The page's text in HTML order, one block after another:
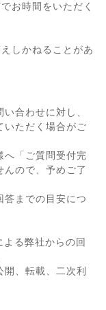
お時間をいただく
しかねることがあ
合わせに対し、
いただく場合がご
へ「ご質問受付完
んので、予めご了
答までの目安につ
る弊社からの回
、転載、二次利